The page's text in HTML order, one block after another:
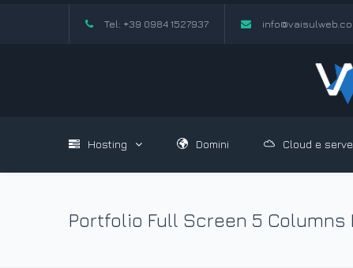
Tel: +39 0984 1527937
Hosting Domini Cloud e
Portfolio Full Screen 5 Columns